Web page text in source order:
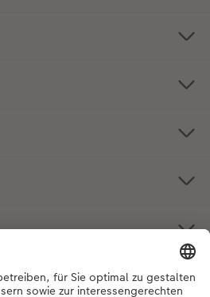
der Bestellung können Sie uns gerne von
– 20:00 Uhr und Sonntag von 10:00 –